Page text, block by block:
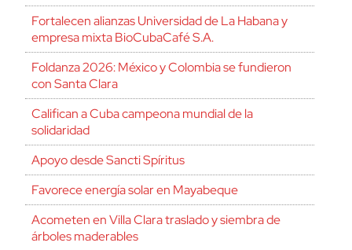
Fortalecen alianzas Universidad de La Habana y
empresa mixta BioCubaCafé S.A.
Foldanza 2026: México y Colombia se fundieron
con Santa Clara
Califican a Cuba campeona mundial de la
solidaridad
Apoyo desde Sancti Spíritus
Favorece energía solar en Mayabeque
Acometen en Villa Clara traslado y siembra de
árboles maderables